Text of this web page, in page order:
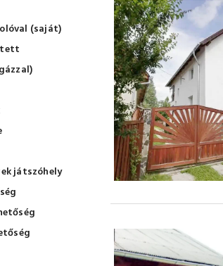
(saját)
játszóhely